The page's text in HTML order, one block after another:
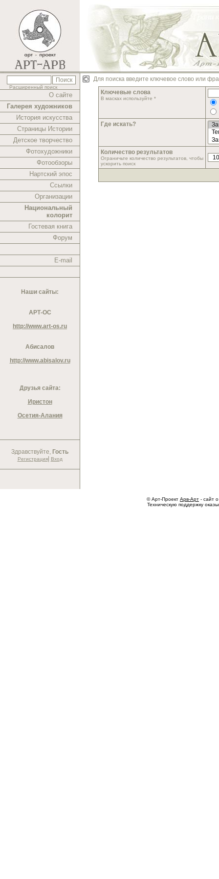
Расширенный поиск
О сайте
Галерея художников
История искусства
Страницы Истории
Детское творчество
Фотохудожники
Фотообзоры
Нартский эпос
Ссылки
Организации
Национальный
колорит
Гостевая книга
Форум
E-mail
Наши сайты:
АРТ-ОС
http://www.art-os.ru
Абисалов
http://www.abisalov.ru
Друзья сайта:
Иристон
Осетия-Алания
Здравствуйте, Гость
Регистрация| Вход
Для поиска введите ключевое слово или
Ключевые слова
В масках используйте *
Где искать?
Количество результатов
Ограничьте количество результатов, чтобы
ускорить поиск
© Арт-Проект Арв-Арт - сайт
Техническую поддержку